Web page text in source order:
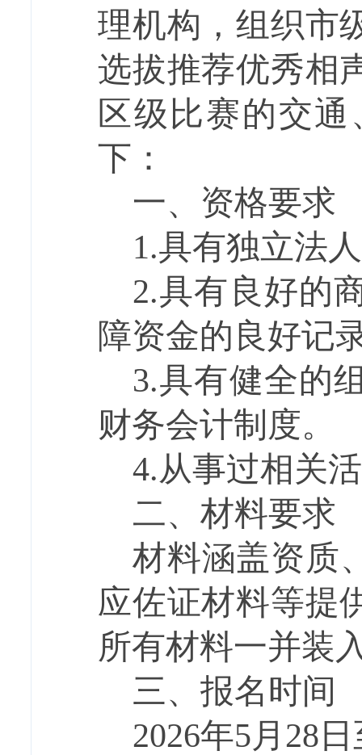
理机构，组织市
选拔推荐优秀相
区级比赛的交
下 ：
一、资格要求
1.具有独立法
2.具有良好的
障资金的良好记
3.具有健全的
财务会计制度。
4.从事过相关
二、材料要求
材料涵盖资质
应佐证材料等提
所有材料一并装
三、报名时间
2026年5月 28